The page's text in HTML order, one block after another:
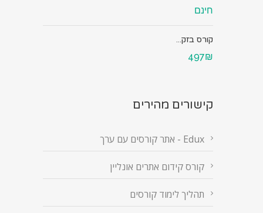
חינם
קורס בזק...
497₪
קישורים מהירים
Edux - אתר קורסים עם ערך
קורס קידום אתרים אונליין
תהליך לימוד קורסים